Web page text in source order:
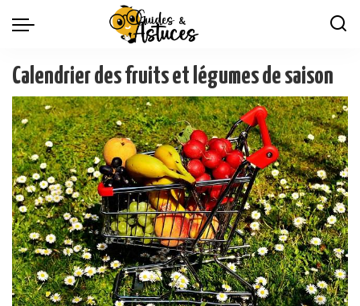
Calendrier des fruits et légumes de saison